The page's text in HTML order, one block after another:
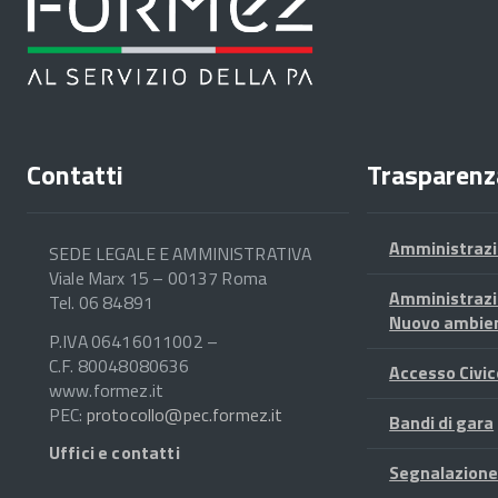
Contatti
SEDE LEGALE E AMMINISTRATIVA
Viale Marx 15 – 00137 Roma
Tel. 06 84891
P.IVA 06416011002 –
C.F. 80048080636
www.formez.it
PEC: protocollo@pec.formez.it
Uffici e contatti
Nuovo
Accesso
Bandi di gara